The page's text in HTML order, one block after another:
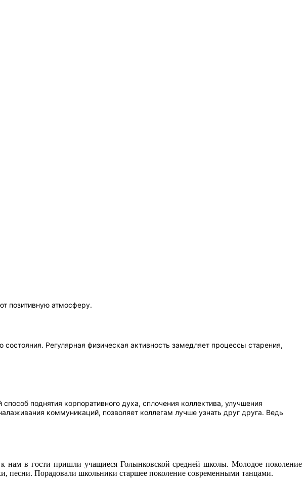
позитивную атмосферу.
Регулярная физическая активность замедляет процессы старения,
поднятия корпоративного духа, сплочения коллектива, улучшения
коммуникаций, позволяет коллегам лучше узнать друг друга. Ведь
в гости пришли учащиеся Голынковской средней школы. Молодое поколение
песни. Порадовали школьники старшее поколение современными танцами.